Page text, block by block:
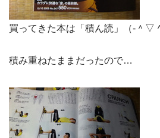
買ってきた本は「積ん読」（‐＾▽＾
積み重ねたままだったので…